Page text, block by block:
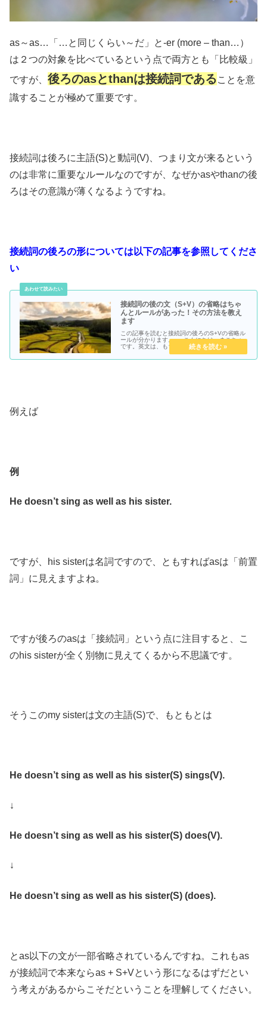
as～as…「…と同じくらい～だ」と-er (more – than…）
は２つの対象を比べているという点で両方とも「比較級」
ですが、 後ろのasとthanは接続詞である ことを意
識することが極めて重要です。
接続詞は後ろに主語(S)と動詞(V)、つまり文が来るという
のは非常に重要なルールなのですが、なぜかasやthanの後
ろはその意識が薄くなるようですね。
接続詞の後ろの形については以下の記事を参照してくださ
い
接続詞の後の文（S+V）の省略はちゃ
んとルールがあった！その方法を教え
ます
この記事を読むと接続詞の後ろのS+Vの省略ル
ールが分かります。● こんにちは、まこちょ
です。英文は、もちろん英文法のルールに基づ
いて作られているわけですが、時に「例外」と
して、そのルールの枠組みから外れてしまうこ
例えば
例
He doesn’t sing as well as his sister.
ですが、his sisterは名詞ですので、ともすればasは「前置
詞」に見えますよね。
ですが後ろのasは「接続詞」という点に注目すると、こ
のhis sisterが全く別物に見えてくるから不思議です。
そうこのmy sisterは文の主語(S)で、もともとは
He doesn’t sing as well as his sister(S) sings(V).
↓
He doesn’t sing as well as his sister(S) does(V).
↓
He doesn’t sing as well as his sister(S) (does).
とas以下の文が一部省略されているんですね。これもas
が接続詞で本来ならas + S+Vという形になるはずだとい
う考えがあるからこそだということを理解してください。